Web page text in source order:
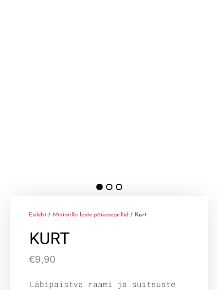
Esileht / Minibrilla laste päikeseprillid / Kurt
KURT
€9,90
Läbipaistva raami ja suitsuste